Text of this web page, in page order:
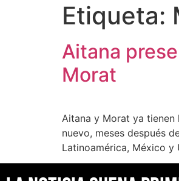
Etiqueta:
Aitana
Morat
Aitana y Morat ya tienen
nuevo, meses después
Latinoamérica, México y